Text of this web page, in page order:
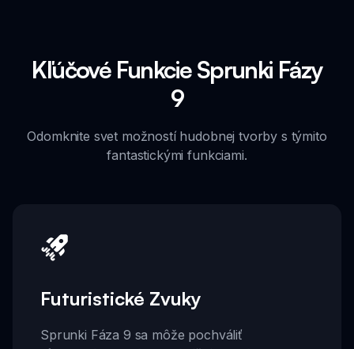
Kľúčové Funkcie Sprunki Fázy
9
Odomknite svet možností hudobnej tvorby s týmito
fantastickými funkciami.
Futuristické Zvuky
Sprunki Fáza 9 sa môže pochváliť